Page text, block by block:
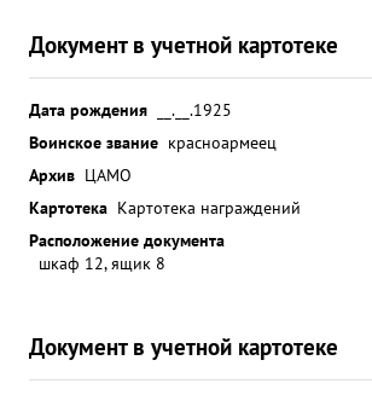
Документ в учетной картотеке
Дата рождения
__.__.1925
Воинское звание красноармеец
Архив ЦАМО
Картотека Картотека награждений
Расположение документа
шкаф 12, ящик 8
Документ в учетной картотеке